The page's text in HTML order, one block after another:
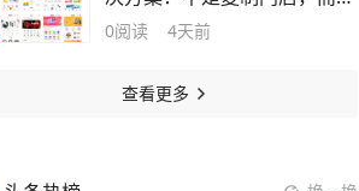
复制确定性
0阅读 4天前
查看更多